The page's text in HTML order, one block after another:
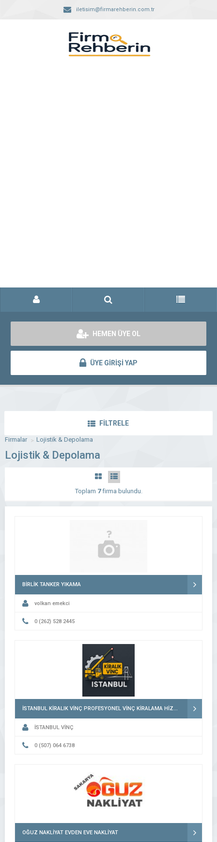
iletisim@firmarehberin.com.tr
HEMEN ÜYE OL
ÜYE GİRİŞİ YAP
FİLTRELE
Firmalar Lojistik & Depolama
Lojistik & Depolama
Toplam 7firma bulundu.
BİRLİK TANKER YIKAMA
volkan emekci
0 (262) 528 2445
İSTANBUL KİRALIK VİNÇ PROFESYONEL VİNÇ KİRALAMA HİZMETLERİ
İSTANBUL VİNÇ
0 (507) 064 6738
OĞUZ NAKLİYAT EVDEN EVE NAKLİYAT